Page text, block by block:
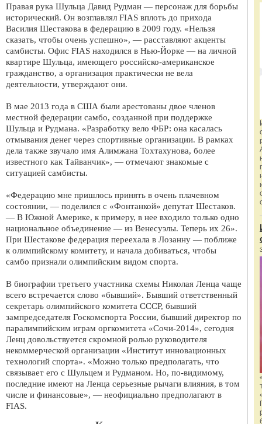
Правая рука Шульца Давид Рудман — персонаж для борьбы
исторический. Он возглавлял FIAS вплоть до прихода
Василия Шестакова в федерацию в 2009 году. «Нельзя
сказать, чтобы очень успешно», — расставляют акценты
самбисты. Офис FIAS находился в Нью-Йорке — на личной
квартире Шульца, имеющего российско-американское
гражданство, а организация практически не вела
деятельности, утверждают они.
В мае 2013 года в США были арестованы двое членов
местной федерации самбо, созданной при поддержке
Шульца и Рудмана. «Разработку вело ФБР: она касалась
отмывания денег через спортивные организации. В рамках
дела также звучало имя Алимжана Тохтахунова, более
известного как Тайванчик», — отмечают знакомые с
ситуацией самбисты.
«Федерацию мне пришлось принять в очень плачевном
состоянии, — поделился с «Фонтанкой» депутат Шестаков.
— В Южной Америке, к примеру, в нее входило только одно
национальное объединение — из Венесуэлы. Теперь их 26».
При Шестакове федерация переехала в Лозанну — поближе
к олимпийскому комитету, и начала добиваться, чтобы
самбо признали олимпийским видом спорта.
В биографии третьего участника схемы Николая Ленца чаще
всего встречается слово «бывший». Бывший ответственный
секретарь олимпийского комитета СССР, бывший
зампредседателя Госкомспорта России, бывший директор по
паралимпийским играм оргкомитета «Сочи-2014», сегодня
Ленц довольствуется скромной ролью руководителя
некоммерческой организации «Институт инновационных
технологий спорта». «Можно только предполагать, что
связывает его с Шульцем и Рудманом. Но, по-видимому,
последние имеют на Ленца серьезные рычаги влияния, в том
числе и финансовые», — неофициально предполагают в
FIAS.